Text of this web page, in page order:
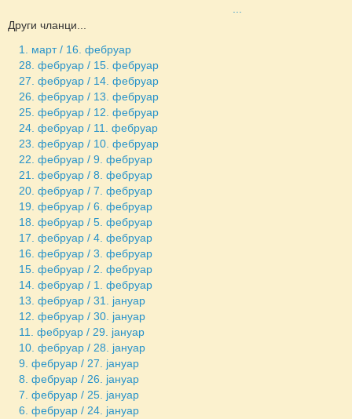
...
Други чланци...
1. март / 16. фебруар
28. фебруар / 15. фебруар
27. фебруар / 14. фебруар
26. фебруар / 13. фебруар
25. фебруар / 12. фебруар
24. фебруар / 11. фебруар
23. фебруар / 10. фебруар
22. фебруар / 9. фебруар
21. фебруар / 8. фебруар
20. фебруар / 7. фебруар
19. фебруар / 6. фебруар
18. фебруар / 5. фебруар
17. фебруар / 4. фебруар
16. фебруар / 3. фебруар
15. фебруар / 2. фебруар
14. фебруар / 1. фебруар
13. фебруар / 31. јануар
12. фебруар / 30. јануар
11. фебруар / 29. јануар
10. фебруар / 28. јануар
9. фебруар / 27. јануар
8. фебруар / 26. јануар
7. фебруар / 25. јануар
6. фебруар / 24. јануар